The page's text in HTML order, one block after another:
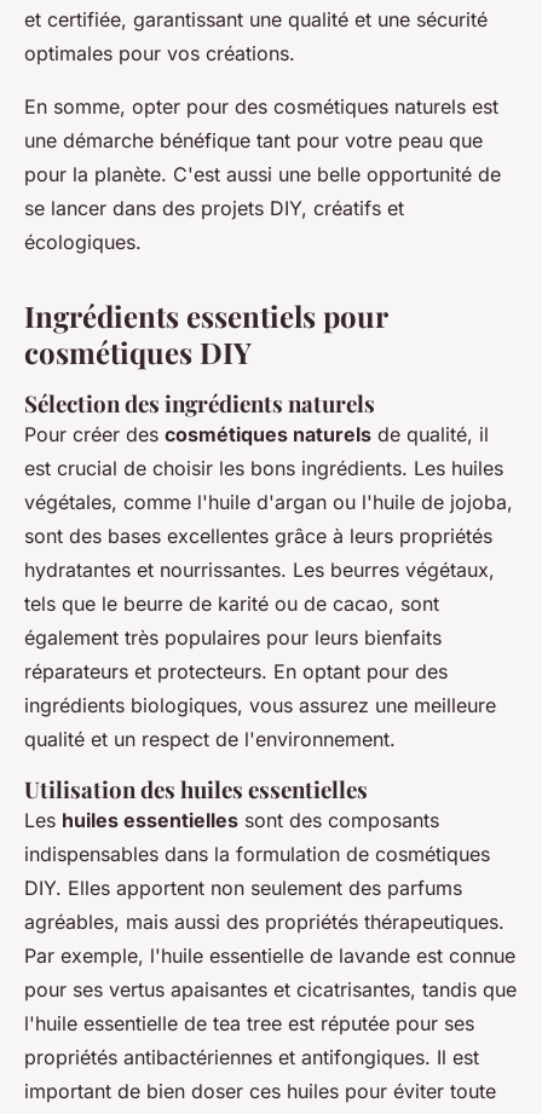
et certifiée, garantissant une qualité et une sécurité
optimales pour vos créations.
En somme, opter pour des cosmétiques naturels est
une démarche bénéfique tant pour votre peau que
pour la planète. C'est aussi une belle opportunité de
se lancer dans des projets DIY, créatifs et
écologiques.
Ingrédients essentiels pour
cosmétiques DIY
Sélection des ingrédients naturels
Pour créer des cosmétiques naturels de qualité, il
est crucial de choisir les bons ingrédients. Les huiles
végétales, comme l'huile d'argan ou l'huile de jojoba,
sont des bases excellentes grâce à leurs propriétés
hydratantes et nourrissantes. Les beurres végétaux,
tels que le beurre de karité ou de cacao, sont
également très populaires pour leurs bienfaits
réparateurs et protecteurs. En optant pour des
ingrédients biologiques, vous assurez une meilleure
qualité et un respect de l'environnement.
Utilisation des huiles essentielles
Les huiles essentielles sont des composants
indispensables dans la formulation de cosmétiques
DIY. Elles apportent non seulement des parfums
agréables, mais aussi des propriétés thérapeutiques.
Par exemple, l'huile essentielle de lavande est connue
pour ses vertus apaisantes et cicatrisantes, tandis que
l'huile essentielle de tea tree est réputée pour ses
propriétés antibactériennes et antifongiques. Il est
important de bien doser ces huiles pour éviter toute